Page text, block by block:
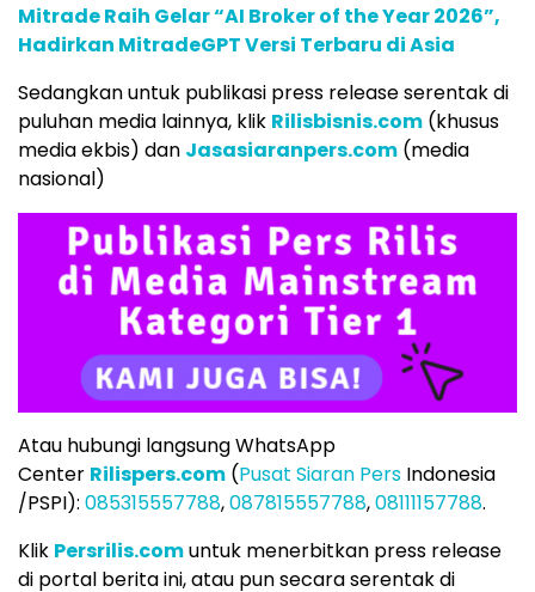
Mitrade Raih Gelar “AI Broker of the Year 2026”,
Hadirkan MitradeGPT Versi Terbaru di Asia
Sedangkan untuk publikasi press release serentak di
puluhan media lainnya, klik Rilisbisnis.com (khusus
media ekbis) dan Jasasiaranpers.com (media
nasional)
Atau hubungi langsung WhatsApp
Center Rilispers.com (Pusat Siaran Pers Indonesia
/PSPI): 085315557788,087815557788,08111157788.
Klik Persrilis.comuntuk menerbitkan press release
di portal berita ini, atau pun secara serentak di